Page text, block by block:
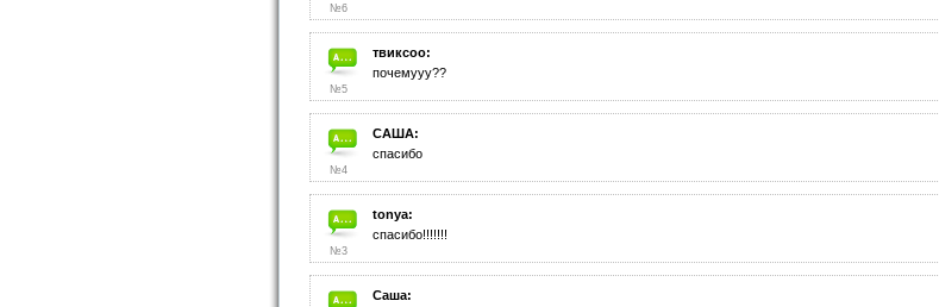
№6
твиксоо:
почемууу??
№5
САША:
спасибо
№4
tonya:
спасибо!!!!!!!
№3
Саша: